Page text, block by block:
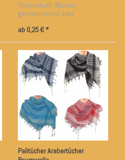
Viskosetuch, Blumen-,
geometrisches oder
SONDERAKTION bei 500 STÜCK!
ab 0,25 € *
Palitücher Arabertücher